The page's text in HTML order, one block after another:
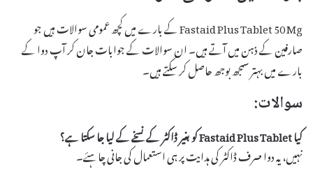
Fastaid Plus Tablet 50 Mg کے بارے میں کچھ عمومی سوالات ہیں جو
صارفین کے ذہن میں آتے ہیں۔ ان سوالات کے جوابات جان کر آپ دوا کے
بارے میں بہتر سمجھ بوجھ حاصل کر سکتے ہیں۔
سوالات:
کیا Fastaid Plus Tablet کو بغیر ڈاکٹر کے نسخے کے لیا جا سکتا ہے؟
نہیں، یہ دوا صرف ڈاکٹر کی ہدایت پر ہی استعمال کی جانی چاہئے۔